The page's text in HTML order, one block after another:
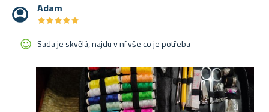
Adam
★★★★★
★★★★★
Sada je skvělá, najdu v ní vše co je potřeba